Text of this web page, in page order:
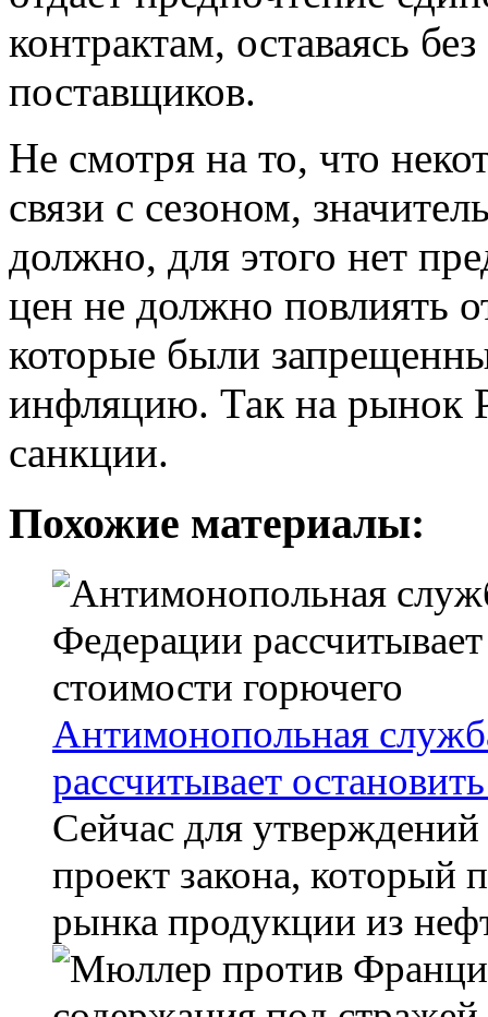
контрактам, оставаясь
поставщиков.
Не смотря на то, что
связи с сезоном,
должно, для этого нет
цен не должно повлиять
которые были
инфляцию. Так на рынок
санкции.
Похожие материалы:
Антимонопольная
рассчитывает
Сейчас для
проект закона, который
рынка продукции из